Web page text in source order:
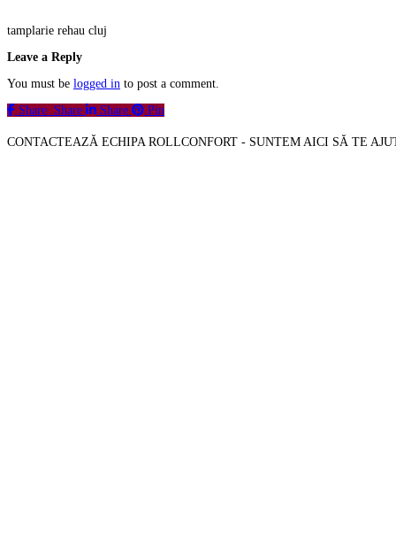
tamplarie rehau cluj
Leave a Reply
You must be logged in to post a comment.
Share Share Share Pin
CONTACTEAZĂ ECHIPA ROLLCONFORT - SUNTEM AICI SĂ TE